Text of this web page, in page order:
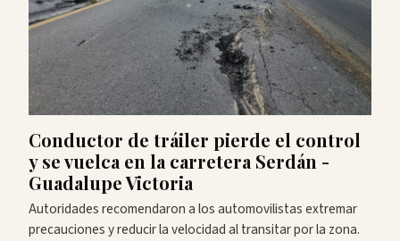
Conductor de tráiler pierde el control
y se vuelca en la carretera Serdán -
Guadalupe Victoria
Autoridades recomendaron a los automovilistas extremar
precauciones y reducir la velocidad al transitar por la zona.